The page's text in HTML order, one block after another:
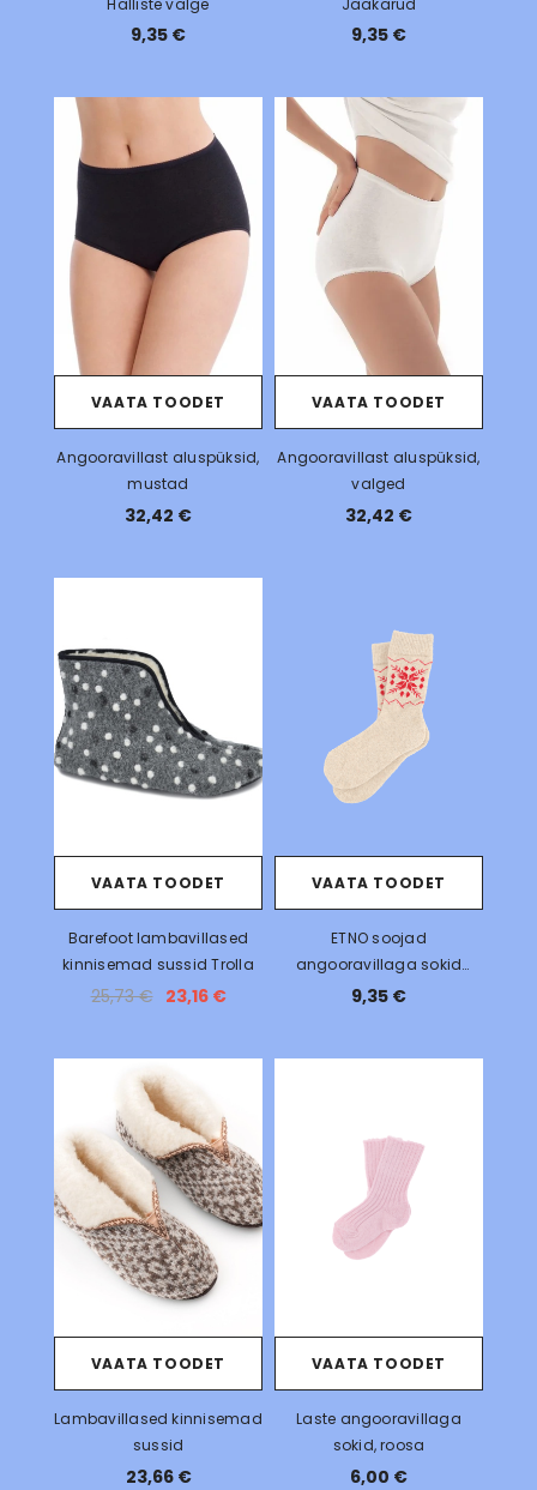
9,35 € 9,35 €
VAATA TOODET
Angooravillast aluspüksid,
mustad
32,42 €
VAATA TOODET
Angooravillast aluspüksid,
valged
32,42 €
VAATA TOODET
Barefoot lambavillased
kinnisemad sussid Trolla
25,73 € 23,16 €
VAATA TOODET
ETNO soojad
angooravillaga sokid
Kaheksakand
9,35 €
VAATA TOODET
Lambavillased kinnisemad
sussid
23,66 €
VAATA TOODET
Laste angooravillaga
sokid, roosa
6,00 €